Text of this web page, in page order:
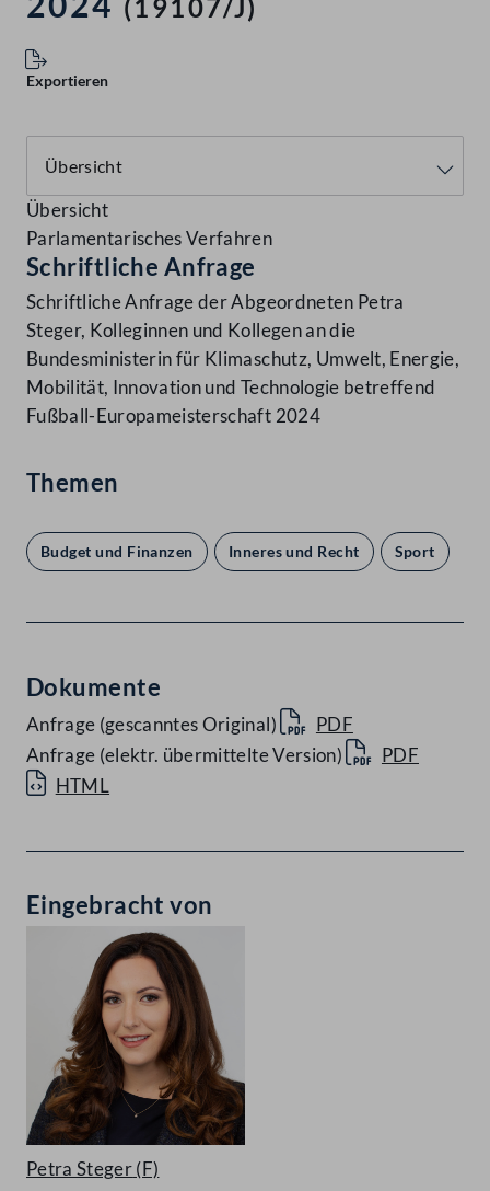
(19107/J)
Exportieren
Übersicht
Parlamentarisches Verfahren
Schriftliche Anfrage
Schriftliche Anfrage der Abgeordneten Petra
Steger, Kolleginnen und Kollegen an die
Bundesministerin für Klimaschutz, Umwelt, Energie,
Mobilität, Innovation und Technologie betreffend
Fußball-Europameisterschaft 2024
Themen
Budget und Finanzen Inneres und Recht Sport
Dokumente
Anfrage (gescanntes Original)
PDF
Anfrage (elektr. übermittelte Version)
PDF
HTML
Eingebracht von
Petra Steger(F)